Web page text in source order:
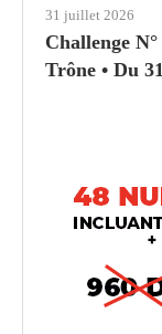
31 juillet 2026
Challenge
Trône • Du